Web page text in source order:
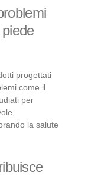
progettati
come il
per
la salute